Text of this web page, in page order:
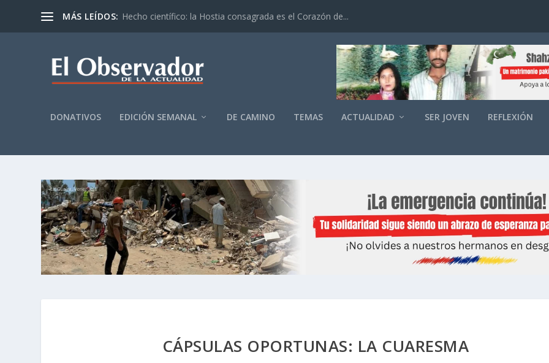
MÁS LEÍDOS: Hecho científico: la Hostia consagrada es el Corazón de...
DONATIVOS EDICIÓN SEMANAL DE CAMINO TEMAS ACTUALIDAD SER JOVEN REFLEXIÓN
CÁPSULAS OPORTUNAS: LA CUARESMA